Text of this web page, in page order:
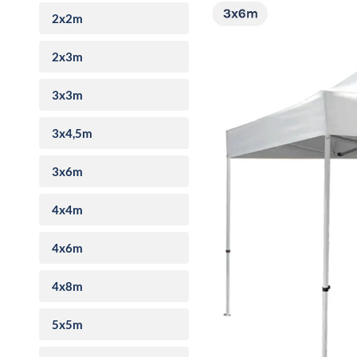
2x2m
2x3m
3x3m
3x4,5m
3x6m
4x4m
4x6m
4x8m
5x5m